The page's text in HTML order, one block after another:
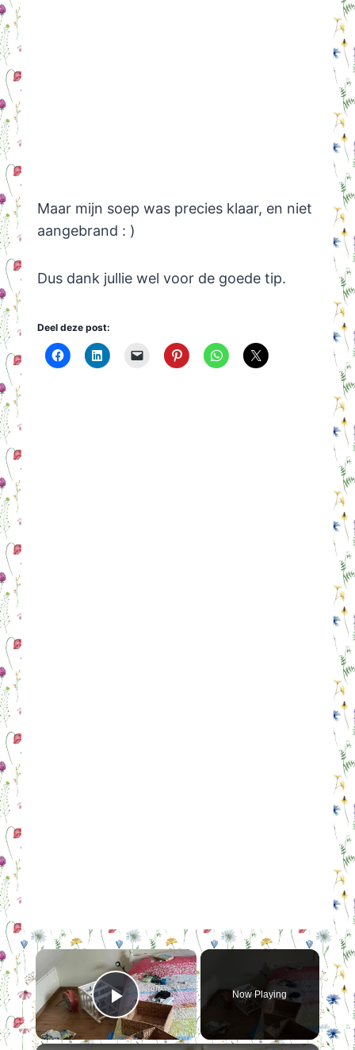
Maar mijn soep was precies klaar, en niet
aangebrand : )
Dus dank jullie wel voor de goede tip.
Deel deze post:
×
Play Video
Now Playing